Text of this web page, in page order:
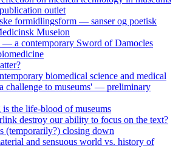
outlet
formidlingsform — sanser og poetisk
Museion
— a contemporary Sword of Damocles
biomedical science and medical
challenge to museums' — preliminary
the life-blood of museums
destroy our ability to focus on the text?
(temporarily?) closing down
and sensuous world vs. history of